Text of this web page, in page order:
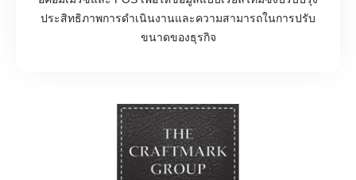
ประสิทธิภาพการดำเนินงานและความสามารถในการปรับ
ขนาดของธุรกิจ